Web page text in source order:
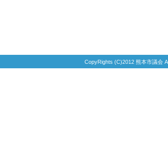
CopyRights (C)2012 熊本市議会